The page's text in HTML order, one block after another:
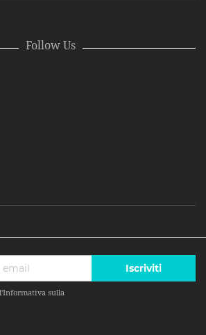
Follow Us
sulla
Iscriviti